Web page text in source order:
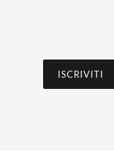
ISCRIVITI